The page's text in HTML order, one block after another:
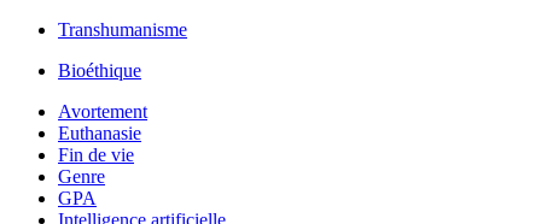
Transhumanisme
Bioéthique
Avortement
Euthanasie
Fin de vie
Genre
GPA
Intelligence artificielle